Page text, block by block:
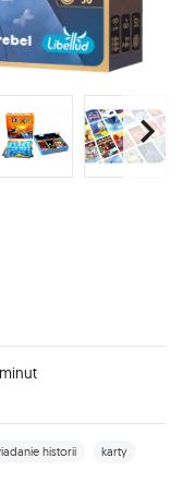
historii karty